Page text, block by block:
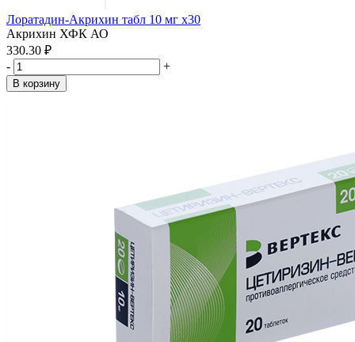
Лоратадин-Акрихин табл 10 мг x30
Акрихин ХФК АО
330.30 ₽
-
+
В корзину